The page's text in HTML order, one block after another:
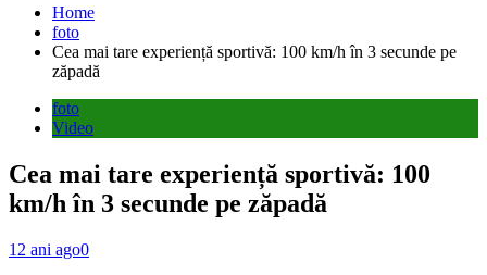
Home
foto
Cea mai tare experiență sportivă: 100 km/h în 3 secunde pe
zăpadă
foto
Video
Cea mai tare experiență sportivă: 100
km/h în 3 secunde pe zăpadă
12 ani ago0